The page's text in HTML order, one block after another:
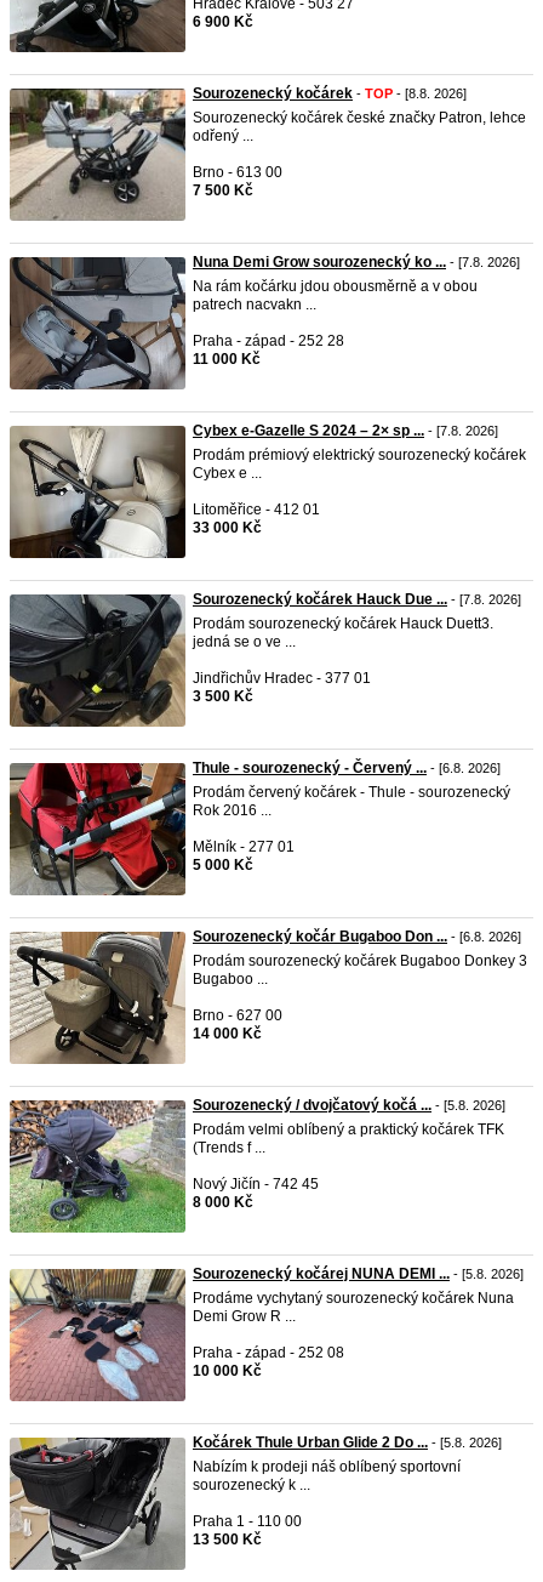
Hradec Králové - 503 27
6 900 Kč
Sourozenecký kočárek - TOP - [8.8. 2026]
Sourozenecký kočárek české značky Patron, lehce
odřený ...
Brno - 613 00
7 500 Kč
Nuna Demi Grow sourozenecký ko ... - [7.8. 2026]
Na rám kočárku jdou obousměrně a v obou
patrech nacvakn ...
Praha - západ - 252 28
11 000 Kč
Cybex e-Gazelle S 2024 – 2× sp ... - [7.8. 2026]
Prodám prémiový elektrický sourozenecký kočárek
Cybex e ...
Litoměřice - 412 01
33 000 Kč
Sourozenecký kočárek Hauck Due ... - [7.8. 2026]
Prodám sourozenecký kočárek Hauck Duett3.
jedná se o ve ...
Jindřichův Hradec - 377 01
3 500 Kč
Thule - sourozenecký - Červený ... - [6.8. 2026]
Prodám červený kočárek - Thule - sourozenecký
Rok 2016 ...
Mělník - 277 01
5 000 Kč
Sourozenecký kočár Bugaboo Don ... - [6.8. 2026]
Prodám sourozenecký kočárek Bugaboo Donkey 3
Bugaboo ...
Brno - 627 00
14 000 Kč
Sourozenecký / dvojčatový kočá ... - [5.8. 2026]
Prodám velmi oblíbený a praktický kočárek TFK
(Trends f ...
Nový Jičín - 742 45
8 000 Kč
Sourozenecký kočárej NUNA DEMI ... - [5.8. 2026]
Prodáme vychytaný sourozenecký kočárek Nuna
Demi Grow R ...
Praha - západ - 252 08
10 000 Kč
Kočárek Thule Urban Glide 2 Do ... - [5.8. 2026]
Nabízím k prodeji náš oblíbený sportovní
sourozenecký k ...
Praha 1 - 110 00
13 500 Kč